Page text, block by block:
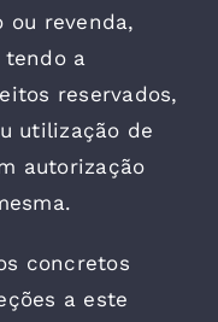
ou revenda,
tendo a
reservados,
utilização de
autorização
concretos
a este